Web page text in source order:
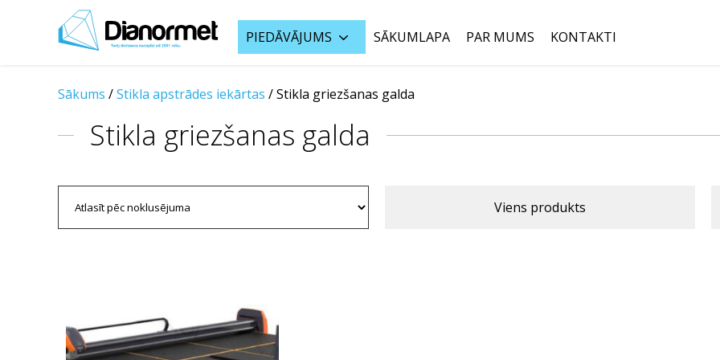
PIEDĀVĀJUMS SĀKUMLAPA PAR MUMS KONTAKTI
Sākums /Stikla apstrādes iekārtas /Stikla griezšanas galda
Stikla griezšanas galda
Viens produkts